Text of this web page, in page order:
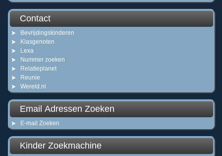
Contact
Bevrijdingskinderen
Klasgenoten
Lexa
Nummer zoeken
Relatieplanet
Reunie
Wereld.nl
Email Adressen Zoeken
E-mail Zoeken
Kinder Zoekmachine